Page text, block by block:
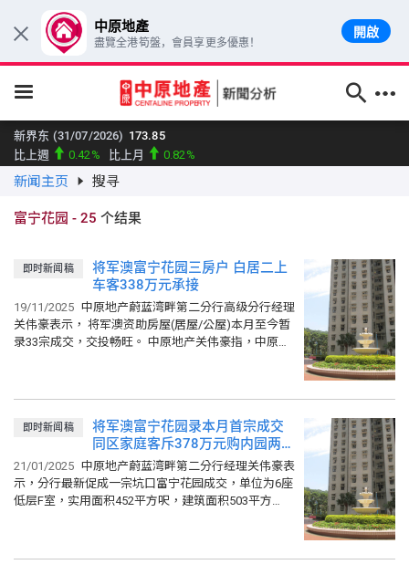
跳至主要內容
新界东 (31/07/2026) 173.85
比上週
0.42% 比上月
0.82%
新界西 (31/07/2026)
大型单位领先指数 (31/07/2026)
中小型单位领先指数 (31/07/2026)160.12
0.34% 比上月
0.41%
中原城市大型屋苑领先指数 (31/07/2026)161.44
比上週
0.5% 比上月
0.46%
比上週
0.25% 比上月
0.71%
比上週
1.01% 比上月 0.89%
新闻主页 搜寻
富宁花园 - 25 个结果
即时新闻稿
将军澳富宁花园三房户 白居二上
车客338万元承接
19/11/2025 中原地产蔚蓝湾畔第二分行高级分行经理
关伟豪表示， 将军澳资助房屋(居屋/公屋)本月至今暂
录33宗成交，交投畅旺。 中原地产关伟豪指，中原最
即时新闻稿
将军澳富宁花园录本月首宗成交
同区家庭客斥378万元购内园两房
户
21/01/2025 中原地产蔚蓝湾畔第二分行经理关伟豪表
示，分行最新促成一宗坑口富宁花园成交，单位为6座
低层F室，实用面积452平方呎，建筑面积503平方
× 中原地產
盡覽全港筍盤，會員享更多優惠！
開啟